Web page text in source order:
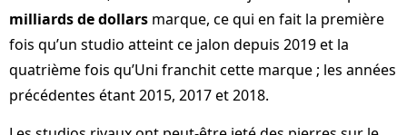
milliards de dollars marque, ce qui en fait la première
fois qu’un studio atteint ce jalon depuis 2019 et la
quatrième fois qu’Uni franchit cette marque ; les années
précédentes étant 2015, 2017 et 2018.